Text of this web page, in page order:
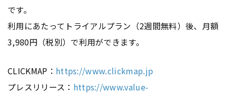
です。
利用にあたってトライアルプラン（2週間無料）後、月額
3,980円（税別）で利用ができます。
CLICKMAP： https://www.clickmap.jp
プレスリリース： https://www.value-